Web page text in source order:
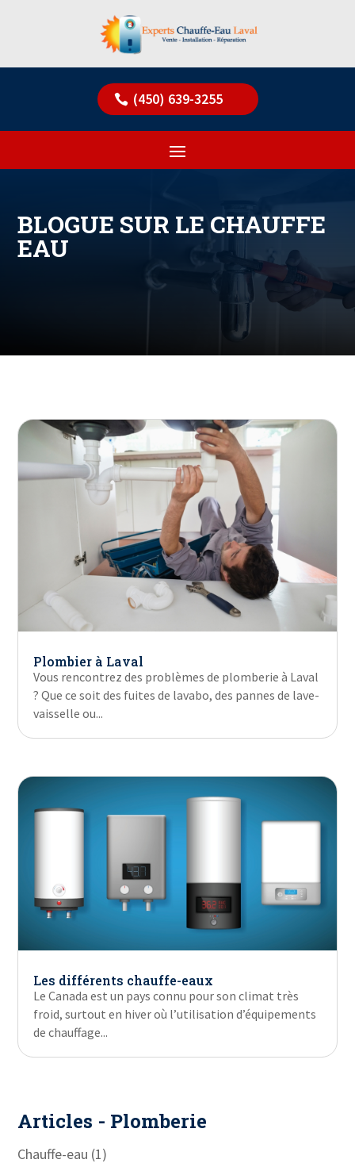
(450) 639-3255
BLOGUE SUR LE CHAUFFE
EAU
Plombier à Laval
Vous rencontrez des problèmes de plomberie à Laval
? Que ce soit des fuites de lavabo, des pannes de lave-
vaisselle ou...
Les différents chauffe-eaux
Le Canada est un pays connu pour son climat très
froid, surtout en hiver où l’utilisation d’équipements
de chauffage...
Articles - Plomberie
Chauffe-eau (1)